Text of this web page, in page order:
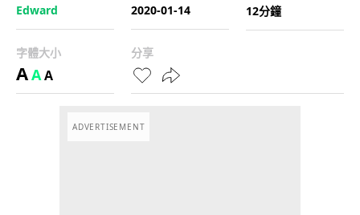
Edward
2020-01-14
12分鐘
字體大小
AAA
分享
ADVERTISEMENT